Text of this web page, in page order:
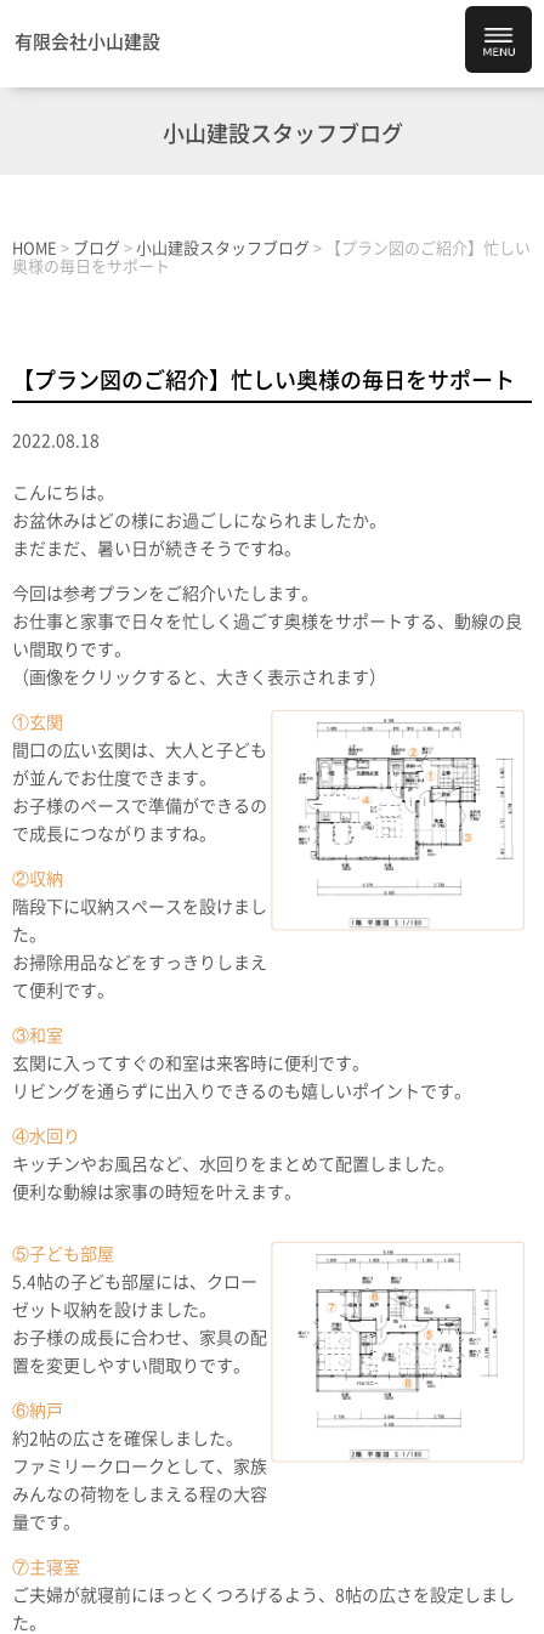
有限会社小山建設
小山建設スタッフブログ
HOME > ブログ > 小山建設スタッフブログ >
【プラン図のご紹介】忙しい
奥様の毎日をサポート
【プラン図のご紹介】忙しい奥様の毎日をサポート
2022.08.18
こんにちは。
お盆休みはどの様にお過ごしになられましたか。
まだまだ、暑い日が続きそうですね。
今回は参考プランをご紹介いたします。
お仕事と家事で日々を忙しく過ごす奥様をサポートする、動線の良
い間取りです。
（画像をクリックすると、大きく表示されます）
①玄関
間口の広い玄関は、大人と子ども
が並んでお仕度できます。
お子様のペースで準備ができるの
で成長につながりますね。
②収納
階段下に収納スペースを設けまし
た。
お掃除用品などをすっきりしまえ
て便利です。
③和室
玄関に入ってすぐの和室は来客時に便利です。
リビングを通らずに出入りできるのも嬉しいポイントです。
④水回り
キッチンやお風呂など、水回りをまとめて配置しました。
便利な動線は家事の時短を叶えます。
⑤子ども部屋
5.4帖の子ども部屋には、クロー
ゼット収納を設けました。
お子様の成長に合わせ、家具の配
置を変更しやすい間取りです。
⑥納戸
約2帖の広さを確保しました。
ファミリークロークとして、家族
みんなの荷物をしまえる程の大容
量です。
⑦主寝室
ご夫婦が就寝前にほっとくつろげるよう、8帖の広さを設定しまし
た。